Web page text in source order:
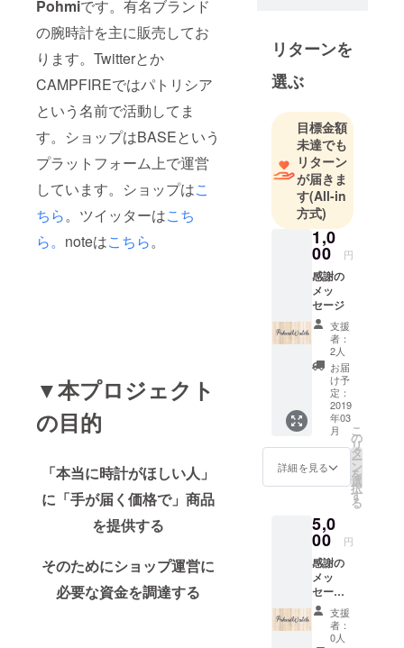
Pohmiです。有名ブランド
の腕時計を主に販売してお
ります。Twitterとか
CAMPFIREではパトリシア
という名前で活動してま
す。ショップはBASEという
プラットフォーム上で運営
しています。ショップはこ
ちら。ツイッターはこち
ら。 noteはこちら。
▼本プロジェクト
の目的
「本当に時計がほしい人」
に「手が届く価格で」商品
を提供する
そのためにショップ運営に
必要な資金を調達する
リターンを
選ぶ
目標金額
未達でも
リターン
が届きま
す(All-in
方式)
1,0
00 円
感謝の
メッ
セージ
支援
者：
2人
お届
け予
定：
2019
年03
月
詳細を見る
こ
の
リ
タ
ー
ン
を
選
択
す
る
5,0
00 円
感謝の
メッ
セージ
ショッ
プサイ
トへの
支援
者：
0人